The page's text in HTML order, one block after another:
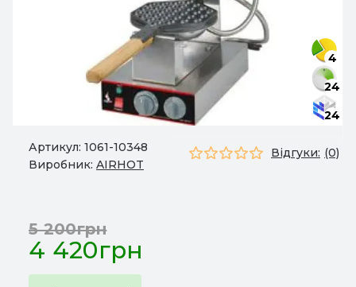
4
24
24
Артикул: 1061-10348
Виробник: AIRHOT
Відгуки: (0)
4 420грн
5 200грн